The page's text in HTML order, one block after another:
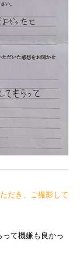
だき、ご撮影して
て機嫌も良かっ